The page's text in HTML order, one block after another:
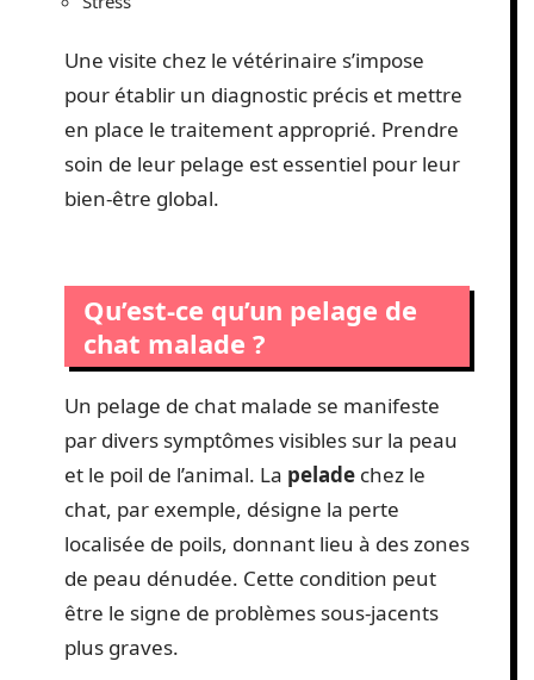
Une visite chez le vétérinaire s’impose
pour établir un diagnostic précis et mettre
en place le traitement approprié. Prendre
soin de leur pelage est essentiel pour leur
bien-être global.
Qu’est-ce qu’un pelage de
chat malade ?
Un pelage de chat malade se manifeste
par divers symptômes visibles sur la peau
et le poil de l’animal. La pelade chez le
chat, par exemple, désigne la perte
localisée de poils, donnant lieu à des zones
de peau dénudée. Cette condition peut
être le signe de problèmes sous-jacents
plus graves.